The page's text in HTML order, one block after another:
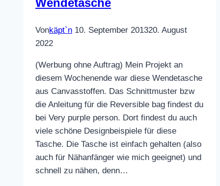
Vonkäpt`n 10. September 201320. August
2022
(Werbung ohne Auftrag) Mein Projekt an
diesem Wochenende war diese Wendetasche
aus Canvasstoffen. Das Schnittmuster bzw
die Anleitung für die Reversible bag findest du
bei Very purple person. Dort findest du auch
viele schöne Designbeispiele für diese
Tasche. Die Tasche ist einfach gehalten (also
auch für Nähanfänger wie mich geeignet) und
schnell zu nähen, denn…